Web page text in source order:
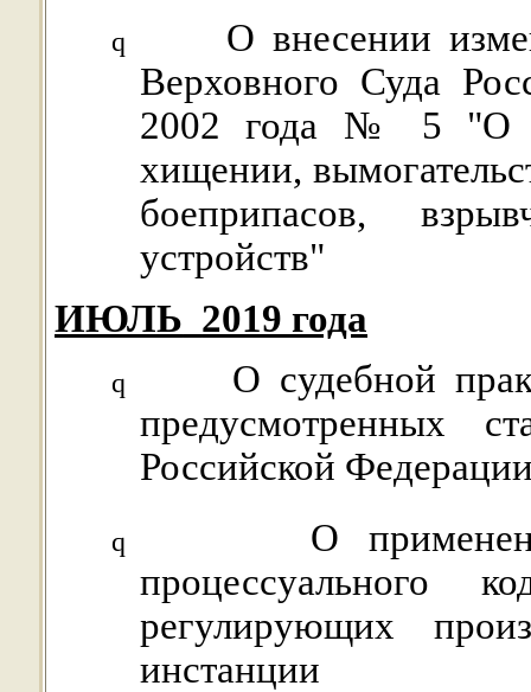
q
О внесении
Верховного Суда
2002 года № 5 "О
хищении,
боеприпасов,
устройств"
ИЮЛЬ 2019 года
q
О судебной
предусмотренных
Российской
q
О
процессуального
регулирующих
инстанции